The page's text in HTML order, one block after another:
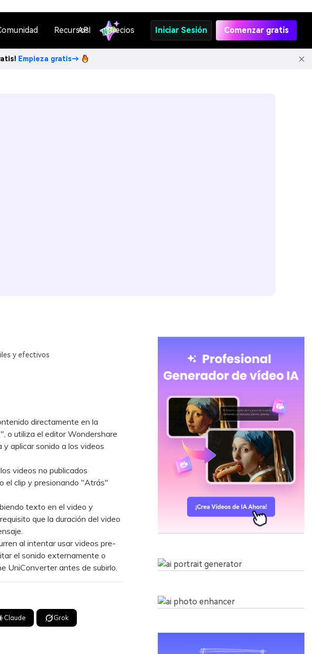
Recursos
API Precios Iniciar Sesión Comenzar gratis
Empieza gratis→
y efectivos
directamente en la
o utiliza el editor Wondershare
y aplicar sonido a los videos
videos no publicados
el clip y presionando "Atrás"
texto en el video y
que la duración del video
al intentar usar videos pre-
el sonido externamente o
UniConverter antes de subirlo.
Claude Grok